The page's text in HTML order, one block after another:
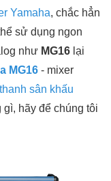
Yamaha, chắc hẳn
sử dụng ngon
như MG16 lại
MG16 - mixer
sân khấu
hãy để chúng tôi